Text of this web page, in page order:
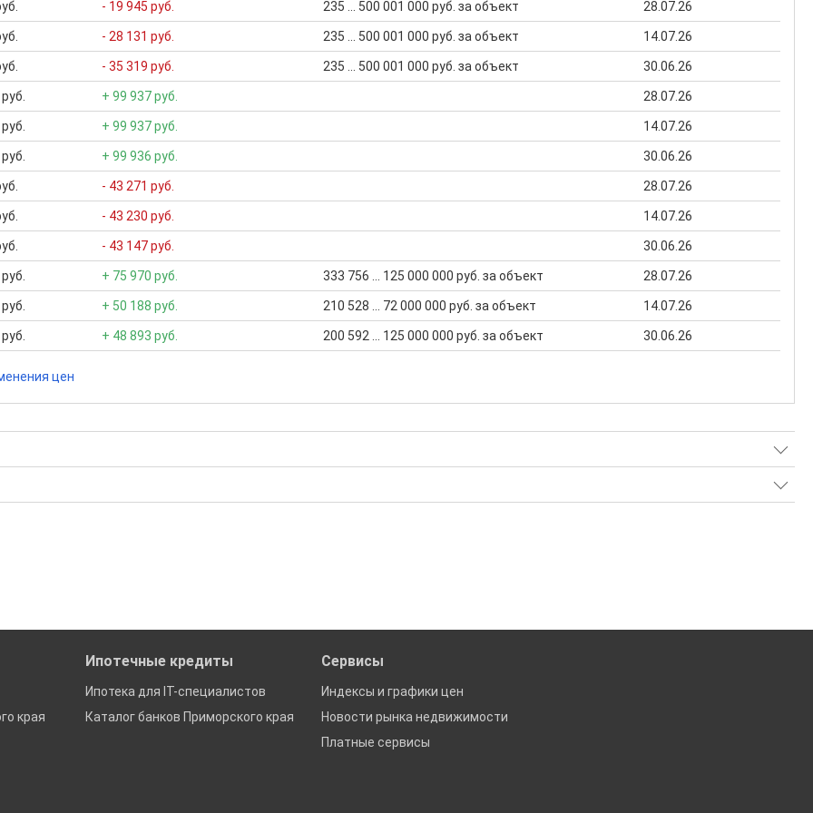
- 19 945 руб. 235 ... 500 001 000 руб. за объект 28.07.26
- 28 131 руб. 235 ... 500 001 000 руб. за объект 14.07.26
- 35 319 руб. 235 ... 500 001 000 руб. за объект 30.06.26
+ 99 937 руб. 28.07.26
+ 99 937 руб. 14.07.26
+ 99 936 руб. 30.06.26
- 43 271 руб. 28.07.26
- 43 230 руб. 14.07.26
- 43 147 руб. 30.06.26
+ 75 970 руб. 333 756 ... 125 000 000 руб. за объект 28.07.26
+ 50 188 руб. 210 528 ... 72 000 000 руб. за объект 14.07.26
+ 48 893 руб. 200 592 ... 125 000 000 руб. за объект 30.06.26
цен
подходящего вам варианта
края
Ипотечные кредиты
Ипотека для IT-специалистов
Каталог банков Приморского края
Сервисы
Индексы и графики цен
Новости рынка недвижимости
Платные сервисы